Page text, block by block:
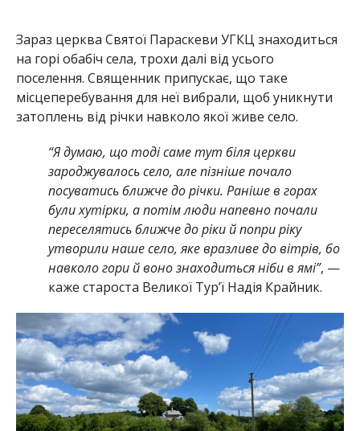
Зараз церква Святої Параскеви УГКЦ знаходиться
на горі обабіч села, трохи далі від усього
поселення. Священник припускає, що таке
місцеперебування для неї вибрали, щоб уникнути
затоплень від річки навколо якої живе село.
“Я думаю, що тоді саме тут біля церкви
зароджувалось село, але пізніше почало
посуватись ближче до річки. Раніше в горах
були хутірки, а потім люди напевно почали
переселятись ближче до ріки й попри ріку
утворили наше село, яке вразливе до вітрів, бо
навколо гори й воно знаходиться ніби в ямі”, —
каже староста Великої Тур’ї Надія Крайник.